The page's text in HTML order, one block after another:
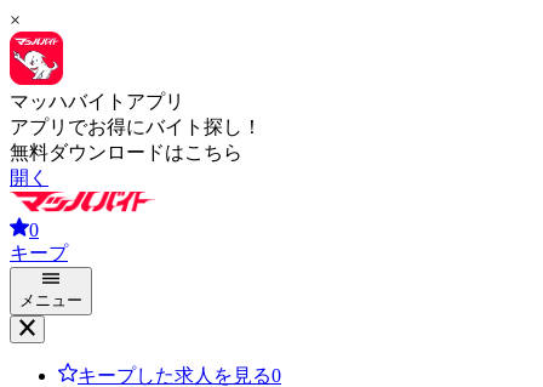
×
マッハバイトアプリ
アプリでお得にバイト探し！
無料ダウンロードはこちら
開く
0
キープ
メニュー
キープした求人を見る0